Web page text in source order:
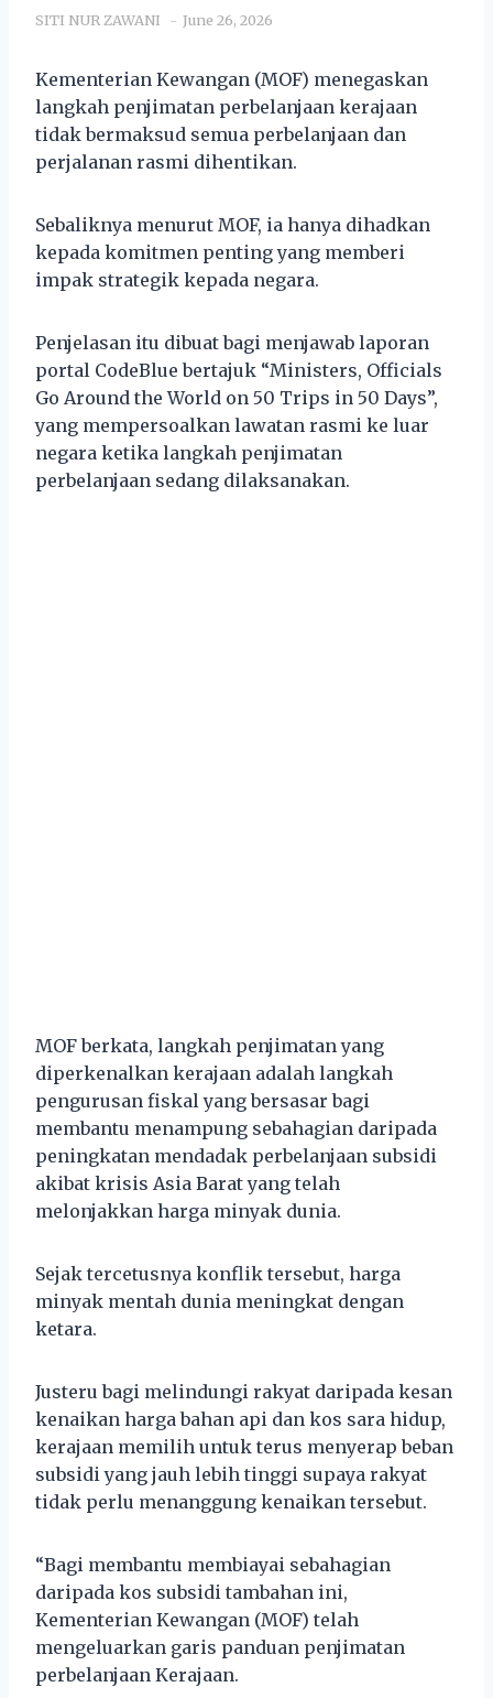
SITI NUR ZAWANI June 26, 2026
Kementerian Kewangan (MOF) menegaskan
langkah penjimatan perbelanjaan kerajaan
tidak bermaksud semua perbelanjaan dan
perjalanan rasmi dihentikan.
Sebaliknya menurut MOF, ia hanya dihadkan
kepada komitmen penting yang memberi
impak strategik kepada negara.
Penjelasan itu dibuat bagi menjawab laporan
portal CodeBlue bertajuk “Ministers, Officials
Go Around the World on 50 Trips in 50 Days”,
yang mempersoalkan lawatan rasmi ke luar
negara ketika langkah penjimatan
perbelanjaan sedang dilaksanakan.
MOF berkata, langkah penjimatan yang
diperkenalkan kerajaan adalah langkah
pengurusan fiskal yang bersasar bagi
membantu menampung sebahagian daripada
peningkatan mendadak perbelanjaan subsidi
akibat krisis Asia Barat yang telah
melonjakkan harga minyak dunia.
Sejak tercetusnya konflik tersebut, harga
minyak mentah dunia meningkat dengan
ketara.
Justeru bagi melindungi rakyat daripada kesan
kenaikan harga bahan api dan kos sara hidup,
kerajaan memilih untuk terus menyerap beban
subsidi yang jauh lebih tinggi supaya rakyat
tidak perlu menanggung kenaikan tersebut.
“Bagi membantu membiayai sebahagian
daripada kos subsidi tambahan ini,
Kementerian Kewangan (MOF) telah
mengeluarkan garis panduan penjimatan
perbelanjaan Kerajaan.